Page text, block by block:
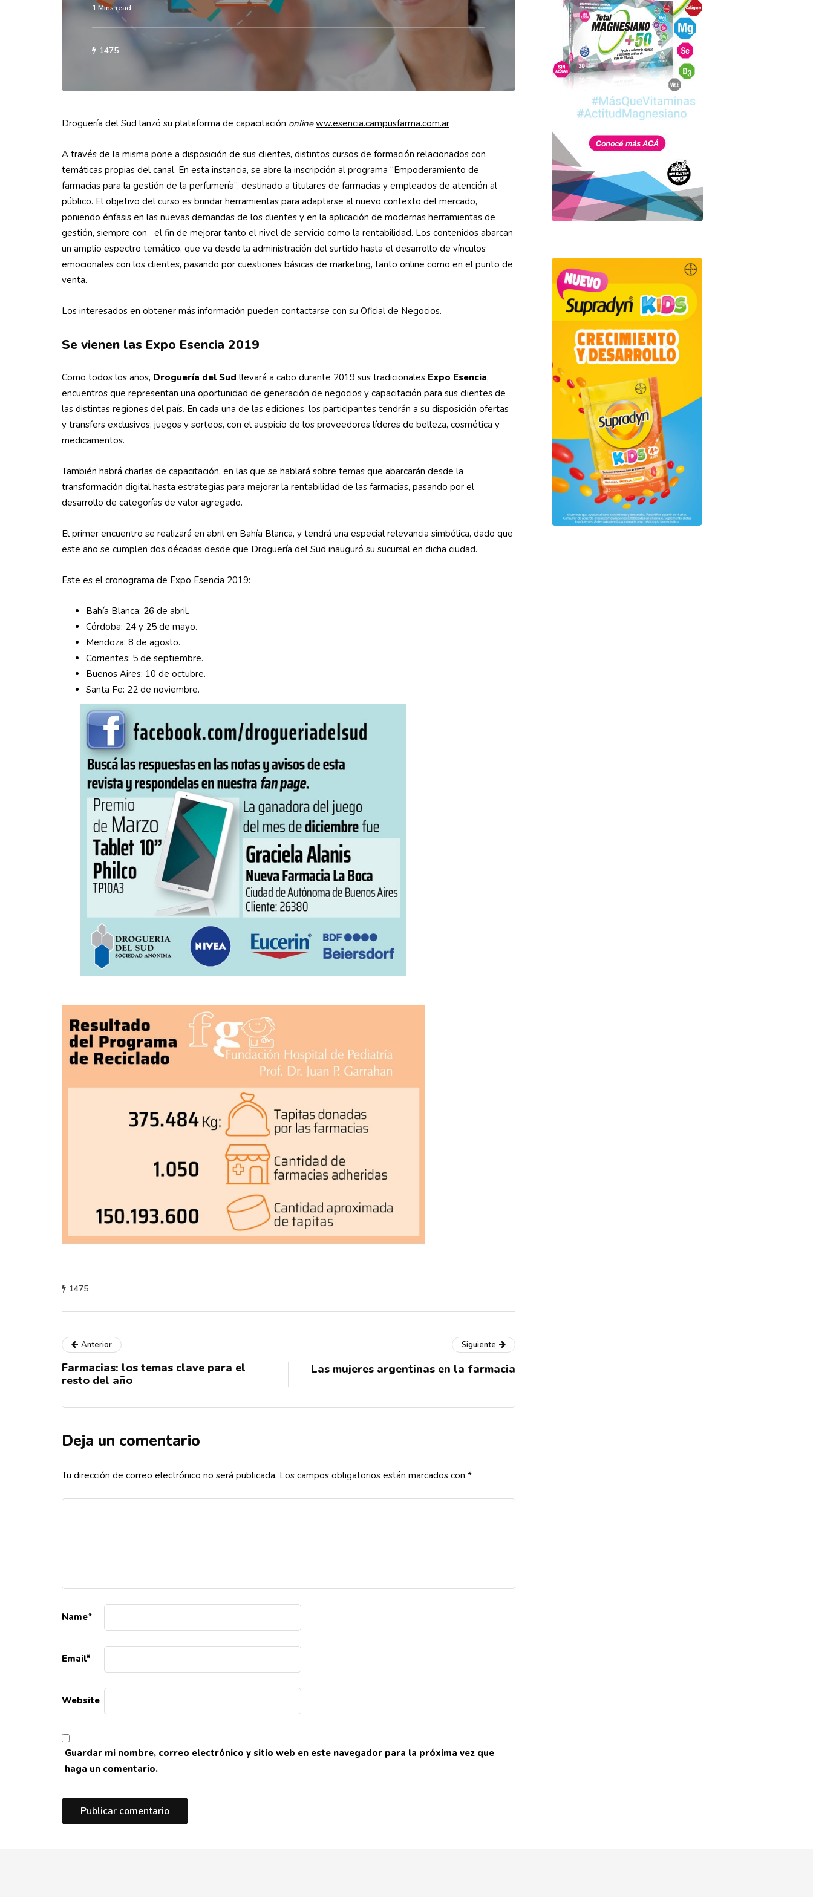
1 Mins read
1475
Droguería del Sud lanzó su plataforma de capacitación online ww.esencia.campusfarma.com.ar
A través de la misma pone a disposición de sus clientes, distintos cursos de formación relacionados con
temáticas propias del canal. En esta instancia, se abre la inscripción al programa “Empoderamiento de
farmacias para la gestión de la perfumería”, destinado a titulares de farmacias y empleados de atención al
público. El objetivo del curso es brindar herramientas para adaptarse al nuevo contexto del mercado,
poniendo énfasis en las nuevas demandas de los clientes y en la aplicación de modernas herramientas de
gestión, siempre con el fin de mejorar tanto el nivel de servicio como la rentabilidad. Los contenidos abarcan
un amplio espectro temático, que va desde la administración del surtido hasta el desarrollo de vínculos
emocionales con los clientes, pasando por cuestiones básicas de marketing, tanto online como en el punto de
venta.
Los interesados en obtener más información pueden contactarse con su Oficial de Negocios.
Se vienen las Expo Esencia 2019
Como todos los años, Droguería del Sud llevará a cabo durante 2019 sus tradicionales Expo Esencia,
encuentros que representan una oportunidad de generación de negocios y capacitación para sus clientes de
las distintas regiones del país. En cada una de las ediciones, los participantes tendrán a su disposición ofertas
y transfers exclusivos, juegos y sorteos, con el auspicio de los proveedores líderes de belleza, cosmética y
medicamentos.
También habrá charlas de capacitación, en las que se hablará sobre temas que abarcarán desde la
transformación digital hasta estrategias para mejorar la rentabilidad de las farmacias, pasando por el
desarrollo de categorías de valor agregado.
El primer encuentro se realizará en abril en Bahía Blanca, y tendrá una especial relevancia simbólica, dado que
este año se cumplen dos décadas desde que Droguería del Sud inauguró su sucursal en dicha ciudad.
Este es el cronograma de Expo Esencia 2019:
Bahía Blanca: 26 de abril.
Córdoba: 24 y 25 de mayo.
Mendoza: 8 de agosto.
Corrientes: 5 de septiembre.
Buenos Aires: 10 de octubre.
Santa Fe: 22 de noviembre.
1475
Anterior
Farmacias: los temas clave para el
resto del año
Siguiente
Las mujeres argentinas en la farmacia
Deja un comentario
Tu dirección de correo electrónico no será publicada. Los campos obligatorios están marcados con *
Name*
Email*
Website
Guardar mi nombre, correo electrónico y sitio web en este navegador para la próxima vez que
haga un comentario.